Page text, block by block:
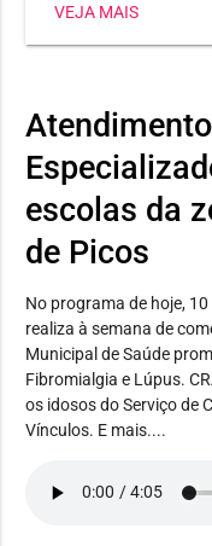
Heli Nunes, já
ouros e uma prata.
de disco.
VEJA MAIS
escolas da
de Picos
No programa de hoje,
realiza à semana de
Municipal de Saúde
Fibromialgia e Lúpus.
os idosos do Serviço de
Vínculos. E mais....